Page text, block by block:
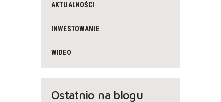
AKTUALNOŚCI
INWESTOWANIE
WIDEO
Ostatnio na blogu